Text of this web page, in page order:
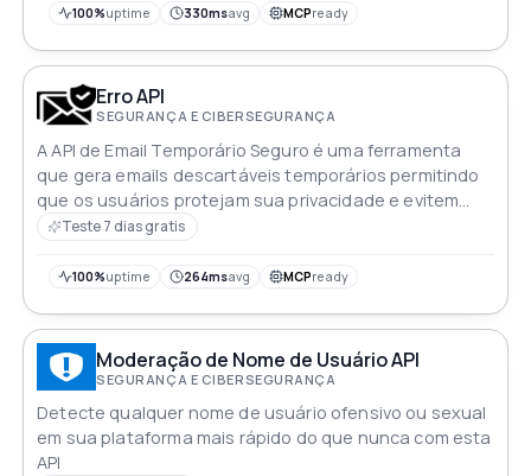
100%uptime 330msavg MCPready
Erro API
SEGURANÇA E CIBERSEGURANÇA
A API de Email Temporário Seguro é uma ferramenta
que gera emails descartáveis temporários permitindo
que os usuários protejam sua privacidade e evitem
spam ao se inscreverem em serviços online
Teste 7 dias gratis
100%uptime 264msavg MCPready
Moderação de Nome de Usuário API
SEGURANÇA E CIBERSEGURANÇA
Detecte qualquer nome de usuário ofensivo ou sexual
em sua plataforma mais rápido do que nunca com esta
API